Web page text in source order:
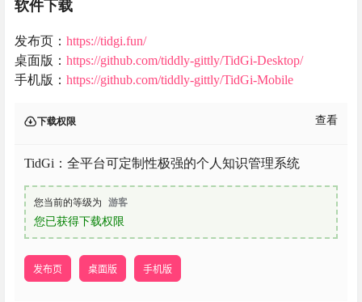
软件下载
发布页： https://tidgi.fun/
桌面版： https://github.com/tiddly-gittly/TidGi-Desktop/
手机版： https://github.com/tiddly-gittly/TidGi-Mobile
下载权限 查看
TidGi：全平台可定制性极强的个人知识管理系统
您当前的等级为 游客
您已获得下载权限
发布页 桌面版 手机版